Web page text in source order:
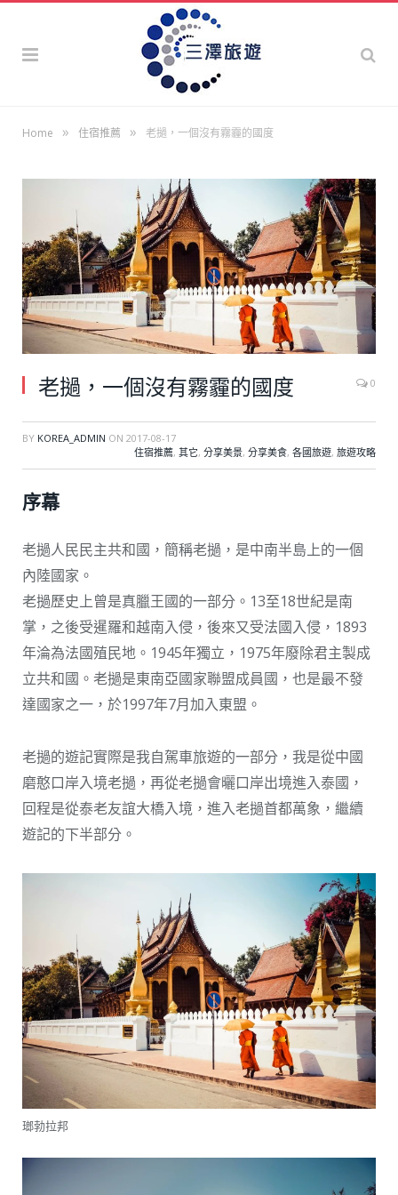
Home » 住宿推薦 » 老撾，一個沒有霧霾的國度
老撾，一個沒有霧霾的國度 0
BY KOREA_ADMIN ON 2017-08-17
住宿推薦, 其它, 分享美景, 分享美食, 各國旅遊, 旅遊攻略
序幕
老撾人民民主共和國，簡稱老撾，是中南半島上的一個
內陸國家。
老撾歷史上曾是真臘王國的一部分。13至18世紀是南
掌，之後受暹羅和越南入侵，後來又受法國入侵，1893
年淪為法國殖民地。1945年獨立，1975年廢除君主製成
立共和國。老撾是東南亞國家聯盟成員國，也是最不發
達國家之一，於1997年7月加入東盟。
老撾的遊記實際是我自駕車旅遊的一部分，我是從中國
磨憨口岸入境老撾，再從老撾會曬口岸出境進入泰國，
回程是從泰老友誼大橋入境，進入老撾首都萬象，繼續
遊記的下半部分。
瑯勃拉邦